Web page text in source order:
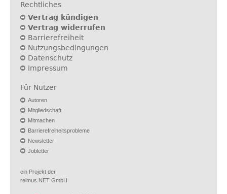
Rechtliches
Vertrag kündigen
Vertrag widerrufen
Barrierefreiheit
Nutzungsbedingungen
Datenschutz
Impressum
Für Nutzer
Autoren
Mitgliedschaft
Mitmachen
Barrierefreiheitsprobleme
Newsletter
Jobletter
ein Projekt der
reimus.NET GmbH